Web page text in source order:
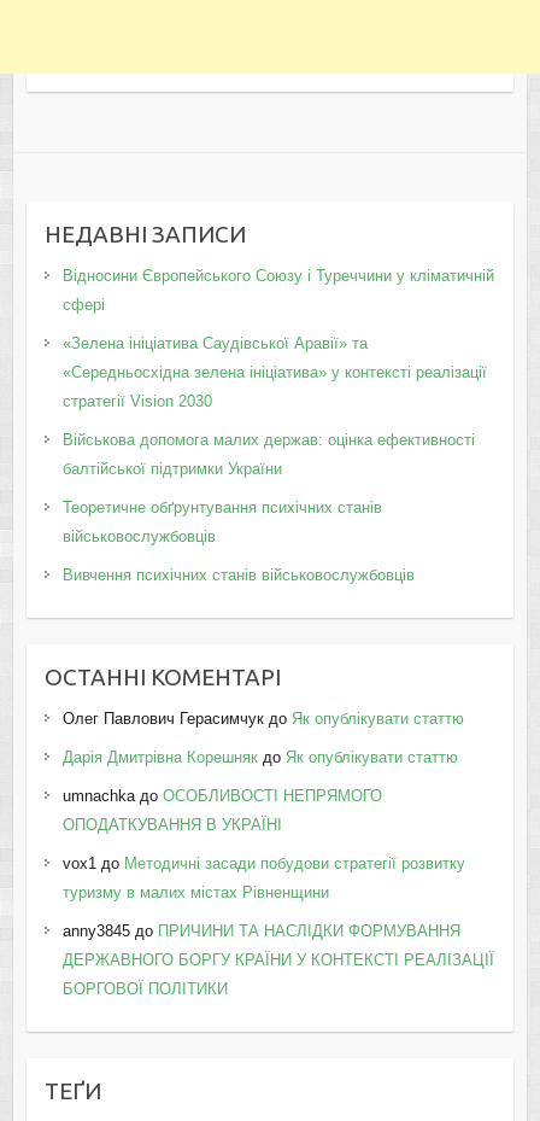
НЕДАВНІ ЗАПИСИ
Відносини Європейського Союзу і Туреччини у кліматичній
сфері
«Зелена ініціатива Саудівської Аравії» та
«Середньосхідна зелена ініціатива» у контексті реалізації
стратегії Vision 2030
Військова допомога малих держав: оцінка ефективності
балтійської підтримки України
Теоретичне обґрунтування психічних станів
військовослужбовців
Вивчення психічних станів військовослужбовців
ОСТАННІ КОМЕНТАРІ
Олег Павлович Герасимчукдо Як опублікувати статтю
Дарія Дмитрівна Корешнякдо Як опублікувати статтю
umnachkaдо ОСОБЛИВОСТІ НЕПРЯМОГО
ОПОДАТКУВАННЯ В УКРАЇНІ
vox1до Методичні засади побудови стратегії розвитку
туризму в малих містах Рівненщини
anny3845до ПРИЧИНИ ТА НАСЛІДКИ ФОРМУВАННЯ
ДЕРЖАВНОГО БОРГУ КРАЇНИ У КОНТЕКСТІ РЕАЛІЗАЦІЇ
БОРГОВОЇ ПОЛІТИКИ
ТЕҐИ